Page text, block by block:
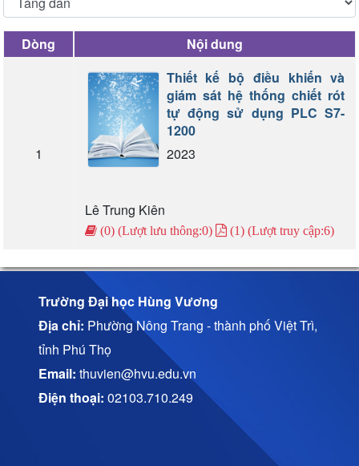
Dòng Nội dung
1
Thiết kế bộ điều khiến và
giám sát hệ thống chiết rót
tự động sử dụng PLC S7-
1200
2023
Lê Trung Kiên
(0) (Lượt lưu thông:0) (1) (Lượt truy cập:6)
Trường Đại học Hùng Vương
Địa chỉ: Phường Nông Trang - thành phố Việt Trì,
tỉnh Phú Thọ
Email: thuvien@hvu.edu.vn
Điện thoại: 02103.710.249